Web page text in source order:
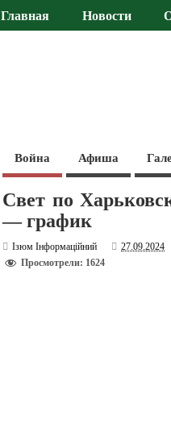
Главная Новости
Война Афиша
Свет по
— график
Ізюм Інформаційний 27.09.2024
Просмотрели: 1624